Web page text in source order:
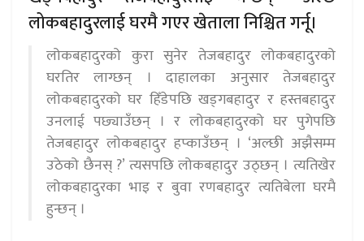
लोकबहादुरलाई घरमै गएर खेताला निश्चित गर्नू।
लोकबहादुरको कुरा सुनेर तेजबहादुर लोकबहादुरको
घरतिर लाग्छन् । दाहालका अनुसार तेजबहादुर
लोकबहादुरको घर हिँडेपछि खड्गबहादुर र हस्तबहादुर
उनलाई पछ्याउँछन् । र लोकबहादुरको घर पुगेपछि
तेजबहादुर लोकबहादुर हप्काउँछन् । ‘अल्छी अझैसम्म
उठेको छैनस् ?’ त्यसपछि लोकबहादुर उठ्छन् । त्यतिखेर
लोकबहादुरका भाइ र बुवा रणबहादुर त्यतिबेला घरमै
हुन्छन् ।